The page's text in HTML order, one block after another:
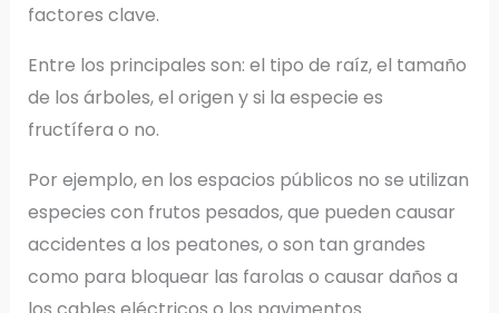
factores clave.
Entre los principales son: el tipo de raíz, el tamaño
de los árboles, el origen y si la especie es
fructífera o no.
Por ejemplo, en los espacios públicos no se utilizan
especies con frutos pesados, que pueden causar
accidentes a los peatones, o son tan grandes
como para bloquear las farolas o causar daños a